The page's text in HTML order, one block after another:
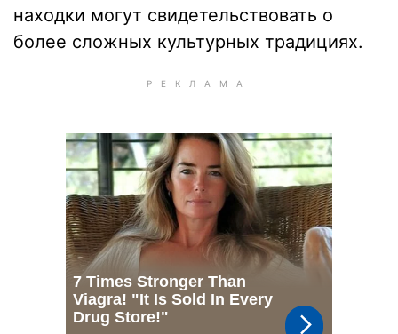
находки могут свидетельствовать о
более сложных культурных традициях.